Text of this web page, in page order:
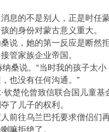
息的不是别人，正是时任
的身份对蒙古意义重大。
说，她的第一反应是断然
管家族企业帝国。
纳桑说。“当时我的孩子太
也没有任何沟通。”
钦楚伦曾致信联合国儿童基
了儿子的权利。
前往乌兰巴托要求僧侣们
嘛拒绝了。